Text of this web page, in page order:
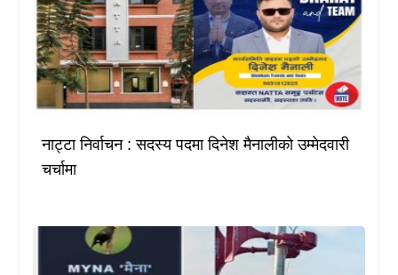
नाट्टा निर्वाचन : सदस्य पदमा दिनेश मैनालीको उम्मेदवारी
चर्चामा